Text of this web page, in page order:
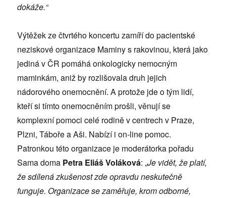
dokáže.“
Výtěžek ze čtvrtého koncertu zamíří do pacientské
neziskové organizace Maminy s rakovinou, která jako
jediná v ČR pomáhá onkologicky nemocným
maminkám, aniž by rozlišovala druh jejich
nádorového onemocnění. A protože jde o tým lidí,
kteří si tímto onemocněním prošli, věnují se
komplexní pomoci celé rodině v centrech v Praze,
Plzni, Táboře a Aši. Nabízí i on-line pomoc.
Patronkou této organizace je moderátorka pořadu
Sama doma Petra Eliáš Voláková: „Je vidět, že platí,
že sdílená zkušenost zde opravdu neskutečně
funguje. Organizace se zaměřuje, krom odborné,